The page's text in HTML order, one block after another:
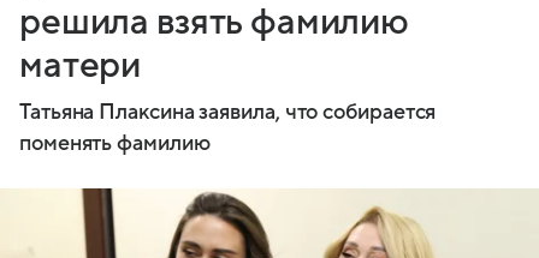
решила взять фамилию
матери
Татьяна Плаксина заявила, что собирается
поменять фамилию